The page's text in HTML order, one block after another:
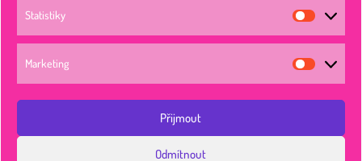
Statistiky
Marketing
Přijmout
Odmítnout
náměstí Republiky 193
472 01 Doksy
https://www.doksy.com